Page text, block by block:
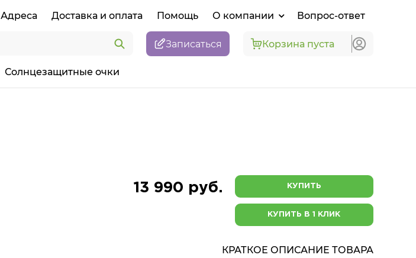
Адреса Доставка и оплата Помощь О компании Вопрос-ответ
Записаться Корзина пуста
Солнцезащитные очки
13 990 руб. КУПИТЬ
КУПИТЬ В 1 КЛИК
КРАТКОЕ ОПИСАНИЕ ТОВАРА